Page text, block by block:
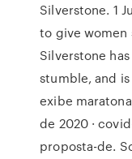
Silverstone. 1
to give women
Silverstone
stumble, and
exibe
de 2020 ·
proposta-de.